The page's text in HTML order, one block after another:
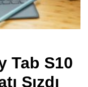
Tab S10
Sızdı